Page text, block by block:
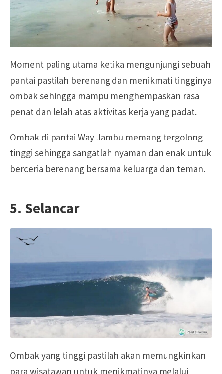
Moment paling utama ketika mengunjungi sebuah
pantai pastilah berenang dan menikmati tingginya
ombak sehingga mampu menghempaskan rasa
penat dan lelah atas aktivitas kerja yang padat.
Ombak di pantai Way Jambu memang tergolong
tinggi sehingga sangatlah nyaman dan enak untuk
berceria berenang bersama keluarga dan teman.
5. Selancar
Ombak yang tinggi pastilah akan memungkinkan
para wisatawan untuk menikmatinya melalui